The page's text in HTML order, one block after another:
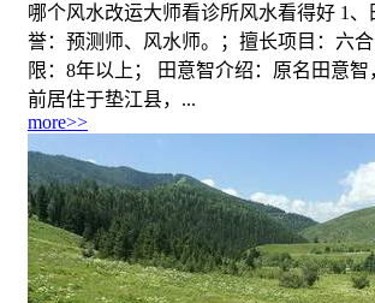
哪个风水改运大师看诊所风水看得好 1、
誉：预测师、风水师。；擅长项目：六
限：8年以上； 田意智介绍：原名田意智
前居住于垫江县，...
more>>